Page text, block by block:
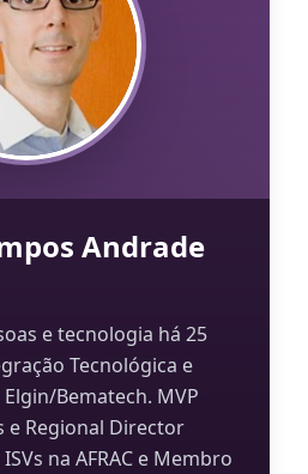
Andrade
e tecnologia há 25
Tecnológica e
Bematech. MVP
e Regional Director
na AFRAC e Membro